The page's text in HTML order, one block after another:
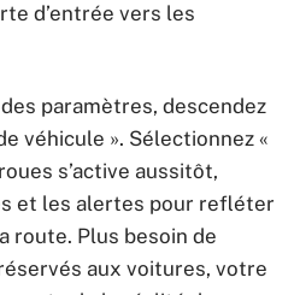
d’entrée vers les
paramètres, descendez
véhicule ». Sélectionnez «
s’active aussitôt,
et les alertes pour refléter
route. Plus besoin de
aux voitures, votre